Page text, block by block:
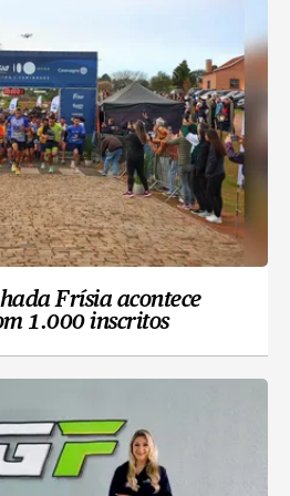
Frísia acontece
1.000 inscritos